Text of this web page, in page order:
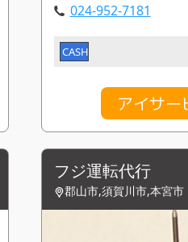
024-952-7181
CASH
アイサー
フジ運転代行
郡山市,須賀川市,本宮市